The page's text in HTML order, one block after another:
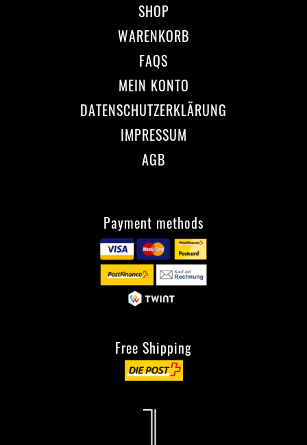
SHOP
WARENKORB
FAQS
MEIN KONTO
DATENSCHUTZERKLÄRUNG
IMPRESSUM
AGB
Payment methods
Free Shipping